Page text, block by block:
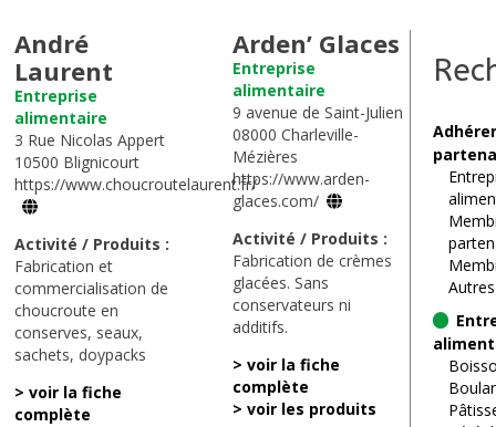
André
Laurent
Entreprise
alimentaire
3 Rue Nicolas Appert
10500 Blignicourt
https://www.choucroutelaurent.fr/
Activité / Produits :
Fabrication et
commercialisation de
choucroute en
conserves, seaux,
sachets, doypacks
> voir la fiche
complète
Arden’ Glaces
Entreprise
alimentaire
9 avenue de Saint-Julien
08000 Charleville-
Mézières
https://www.arden-
glaces.com/
Activité / Produits :
Fabrication de crèmes
glacées. Sans
conservateurs ni
additifs.
> voir la fiche
complète
> voir les produits